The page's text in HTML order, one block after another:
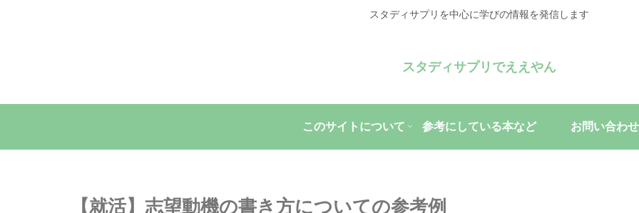
スタディサプリを中心に学びの情報を発信します
スタディサプリでええやん
このサイトについて 参考にしている本など お問い合わせ
【就活】志望動機の書き方についての参考例